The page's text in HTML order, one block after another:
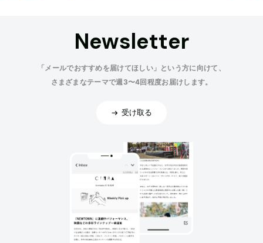
Newsletter
「メールでおすすめを届けてほしい」という方に向けて、
さまざまなテーマで週3〜4回程度お届けします。
受け取る